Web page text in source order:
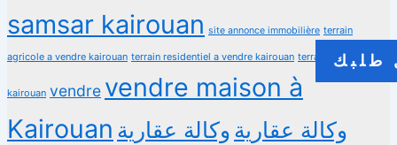
طلبك
samsar kairouan site annonce immobilière terrain
agricole a vendre kairouan terrain residentiel a vendre kairouan terrain à vendre
kairouan vendre vendre maison à
Kairouan
وكالة عقارية وكالة عقارية